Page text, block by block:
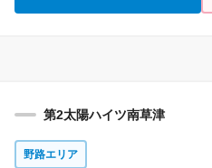
第2太陽ハイツ南草津
野路エリア